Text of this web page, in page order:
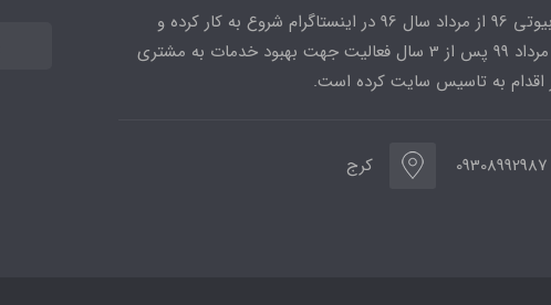
پیج کره بیوتی 96 از مرداد سال 96 در اینستاگرام شروع به کار کرده و
اکنون در مرداد 99 پس از 3 سال فعالیت جهت بهبود خدمات به مشتری
اقدام به تاسیس سایت کرده است.
09308992987 کرج